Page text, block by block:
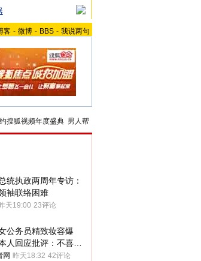
客 - 微博 - BBS - 我说两句
搜狐视频年度盛典 男人帮
统执政两周年专访：
袖联络困难
天19:00 23评论
公务员精致妆容爆
人回应批评：不喜欢
网 昨天18:32 42评论